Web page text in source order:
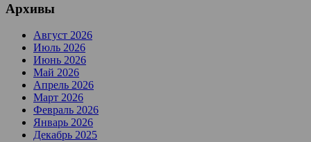
Архивы
Август 2026
Июль 2026
Июнь 2026
Май 2026
Апрель 2026
Март 2026
Февраль 2026
Январь 2026
Декабрь 2025